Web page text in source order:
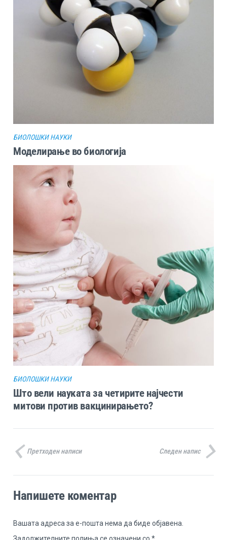
БИОЛОШКИ НАУКИ
Моделирање во биологија
БИОЛОШКИ НАУКИ
Што вели науката за четирите најчести
митови против вакцинирањето?
Претходен написи Следен напис
Напишете коментар
Вашата адреса за е-пошта нема да биде објавена.